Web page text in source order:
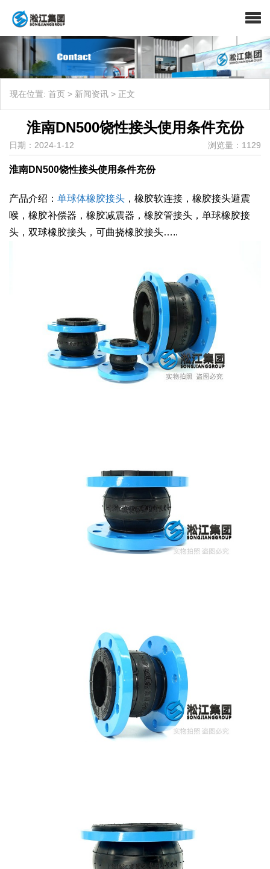
现在位置: 首页 > 新闻资讯 > 正文
淮南DN500饶性接头使用条件充份
日期：2024-1-12 浏览量：1129
淮南DN500饶性接头使用条件充份
产品介绍： 单球体橡胶接头 ，橡胶软连接，橡胶接头避震
喉，橡胶补偿器，橡胶减震器，橡胶管接头，单球橡胶接
头，双球橡胶接头，可曲挠橡胶接头…..